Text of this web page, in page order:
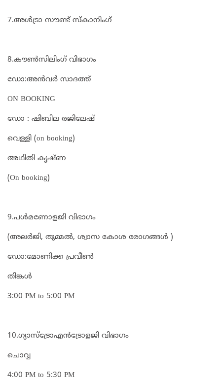
7.അൾട്രാ സൗണ്ട് സ്കാനിംഗ്
8.കൗൺസിലിംഗ് വിഭാഗം
ഡോ:അൻവർ സാദത്ത്
ON BOOKING
ഡോ : ഷിബില രജിലേഷ്
വെള്ളി (on booking)
അഥിതി കൃഷ്ണ
(On booking)
9.പൾമണോളജി വിഭാഗം
(അലർജി, തുമ്മൽ, ശ്വാസ കോശ രോഗങ്ങൾ )
ഡോ:മോണിക്ക പ്രവീൺ
തിങ്കൾ
3:00 PM to 5:00 PM
10.ഗ്യാസ്ട്രോഎൻട്രോളജി വിഭാഗം
ചൊവ്വ
4:00 PM to 5:30 PM